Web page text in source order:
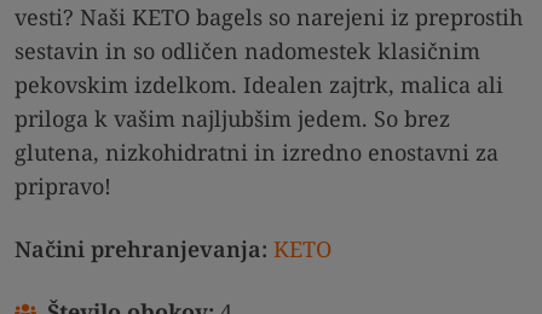
vesti? Naši KETO bagels so narejeni iz preprostih
sestavin in so odličen nadomestek klasičnim
pekovskim izdelkom. Idealen zajtrk, malica ali
priloga k vašim najljubšim jedem. So brez
glutena, nizkohidratni in izredno enostavni za
pripravo!
Načini prehranjevanja: KETO